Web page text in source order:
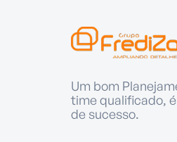
Um bom
time qualificado,
de sucesso.